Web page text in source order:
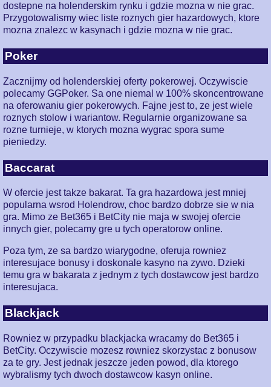
dostepne na holenderskim rynku i gdzie mozna w nie grac.
Przygotowalismy wiec liste roznych gier hazardowych, ktore
mozna znalezc w kasynach i gdzie mozna w nie grac.
Poker
Zacznijmy od holenderskiej oferty pokerowej. Oczywiscie
polecamy GGPoker. Sa one niemal w 100% skoncentrowane
na oferowaniu gier pokerowych. Fajne jest to, ze jest wiele
roznych stolow i wariantow. Regularnie organizowane sa
rozne turnieje, w ktorych mozna wygrac spora sume
pieniedzy.
Baccarat
W ofercie jest takze bakarat. Ta gra hazardowa jest mniej
popularna wsrod Holendrow, choc bardzo dobrze sie w nia
gra. Mimo ze Bet365 i BetCity nie maja w swojej ofercie
innych gier, polecamy gre u tych operatorow online.
Poza tym, ze sa bardzo wiarygodne, oferuja rowniez
interesujace bonusy i doskonale kasyno na zywo. Dzieki
temu gra w bakarata z jednym z tych dostawcow jest bardzo
interesujaca.
Blackjack
Rowniez w przypadku blackjacka wracamy do Bet365 i
BetCity. Oczywiscie mozesz rowniez skorzystac z bonusow
za te gry. Jest jednak jeszcze jeden powod, dla ktorego
wybralismy tych dwoch dostawcow kasyn online.